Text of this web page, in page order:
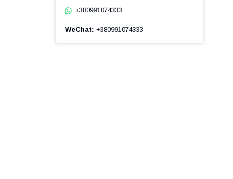
+380991074333
WeChat +380991074333